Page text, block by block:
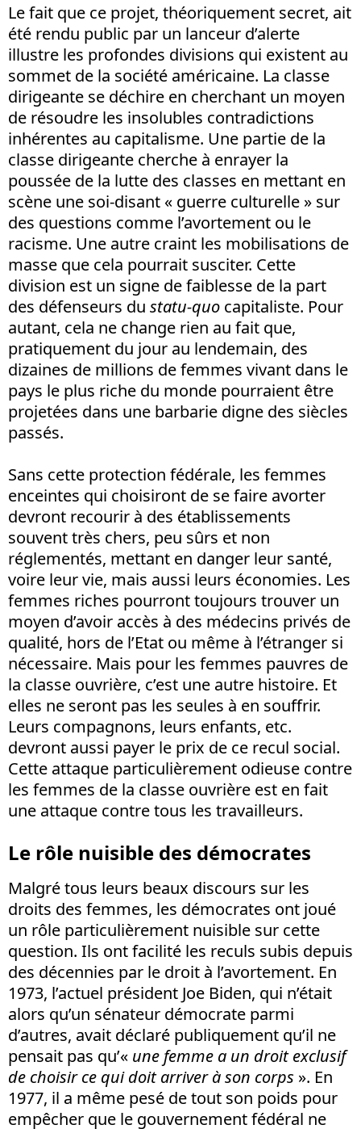
Le fait que ce projet, théoriquement secret, ait
été rendu public par un lanceur d’alerte
illustre les profondes divisions qui existent au
sommet de la société américaine. La classe
dirigeante se déchire en cherchant un moyen
de résoudre les insolubles contradictions
inhérentes au capitalisme. Une partie de la
classe dirigeante cherche à enrayer la
poussée de la lutte des classes en mettant en
scène une soi-disant « guerre culturelle » sur
des questions comme l’avortement ou le
racisme. Une autre craint les mobilisations de
masse que cela pourrait susciter. Cette
division est un signe de faiblesse de la part
des défenseurs du statu-quo capitaliste. Pour
autant, cela ne change rien au fait que,
pratiquement du jour au lendemain, des
dizaines de millions de femmes vivant dans le
pays le plus riche du monde pourraient être
projetées dans une barbarie digne des siècles
passés.
Sans cette protection fédérale, les femmes
enceintes qui choisiront de se faire avorter
devront recourir à des établissements
souvent très chers, peu sûrs et non
réglementés, mettant en danger leur santé,
voire leur vie, mais aussi leurs économies. Les
femmes riches pourront toujours trouver un
moyen d’avoir accès à des médecins privés de
qualité, hors de l’Etat ou même à l’étranger si
nécessaire. Mais pour les femmes pauvres de
la classe ouvrière, c’est une autre histoire. Et
elles ne seront pas les seules à en souffrir.
Leurs compagnons, leurs enfants, etc.
devront aussi payer le prix de ce recul social.
Cette attaque particulièrement odieuse contre
les femmes de la classe ouvrière est en fait
une attaque contre tous les travailleurs.
Le rôle nuisible des démocrates
Malgré tous leurs beaux discours sur les
droits des femmes, les démocrates ont joué
un rôle particulièrement nuisible sur cette
question. Ils ont facilité les reculs subis depuis
des décennies par le droit à l’avortement. En
1973, l’actuel président Joe Biden, qui n’était
alors qu’un sénateur démocrate parmi
d’autres, avait déclaré publiquement qu’il ne
pensait pas qu’« une femme a un droit exclusif
de choisir ce qui doit arriver à son corps ». En
1977, il a même pesé de tout son poids pour
empêcher que le gouvernement fédéral ne